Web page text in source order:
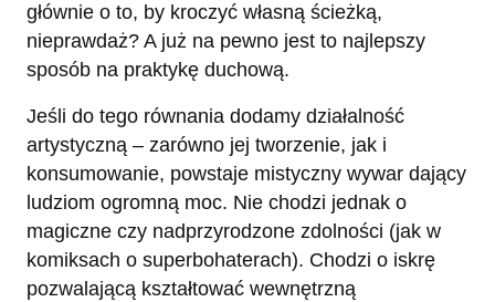
głównie o to, by kroczyć własną ścieżką,
nieprawdaż? A już na pewno jest to najlepszy
sposób na praktykę duchową.
Jeśli do tego równania dodamy działalność
artystyczną – zarówno jej tworzenie, jak i
konsumowanie, powstaje mistyczny wywar dający
ludziom ogromną moc. Nie chodzi jednak o
magiczne czy nadprzyrodzone zdolności (jak w
komiksach o superbohaterach). Chodzi o iskrę
pozwalającą kształtować wewnętrzną